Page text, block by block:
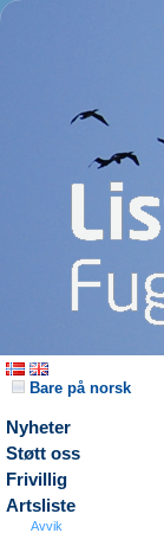
Bare på norsk
Nyheter
Støtt oss
Frivillig
Artsliste
Avvik